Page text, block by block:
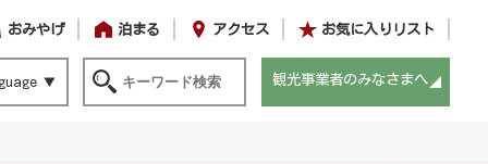
おみやげ 泊まる アクセス お気に入りリスト
観光事業者のみなさまへ